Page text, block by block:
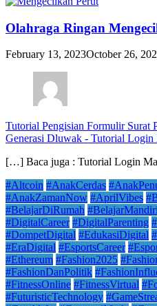
Olahraga Ringan
February 13, 2023October 26,
Tutorial Pengisian Formulir Surat
Generasi Dluwak - Tutorial Login
[…] Baca juga : Tutorial Login
#Altcoin #AnakCerdas
#AnakZamanNow #AprilVibes
#BelajarDiRumah
#DigitalCareer #DigitalParenting
#DompetDigital #EdukasiDigital
#EraDigital #EsportsCareer
#Ethereum #Fashion2025
#FashionDanPolitik
#FitnessOnline #FitnessVirtual
#FuturisticTechnology